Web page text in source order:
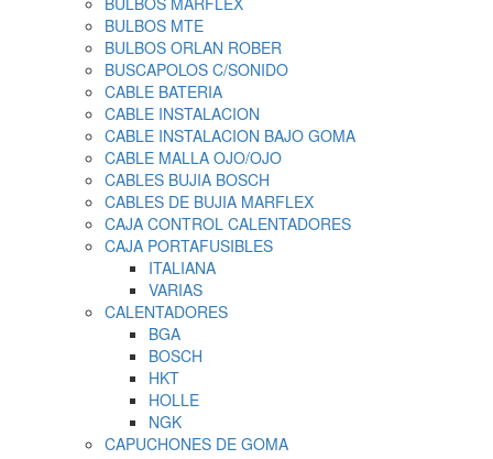
BULBOS MTE
BULBOS ORLAN ROBER
BUSCAPOLOS C/SONIDO
CABLE BATERIA
CABLE INSTALACION
CABLE INSTALACION BAJO GOMA
CABLE MALLA OJO/OJO
CABLES BUJIA BOSCH
CABLES DE BUJIA MARFLEX
CAJA CONTROL CALENTADORES
CAJA PORTAFUSIBLES
ITALIANA
VARIAS
CALENTADORES
BGA
BOSCH
HKT
HOLLE
NGK
CAPUCHONES DE GOMA